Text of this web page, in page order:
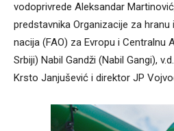
vodoprivrede Aleksandar
predstavnika Organizacije za hranu
nacija (FAO) za Evropu i Centralnu
Srbiji) Nabil Gandži (Nabil Gangi),
Krsto Janjušević i direktor JP